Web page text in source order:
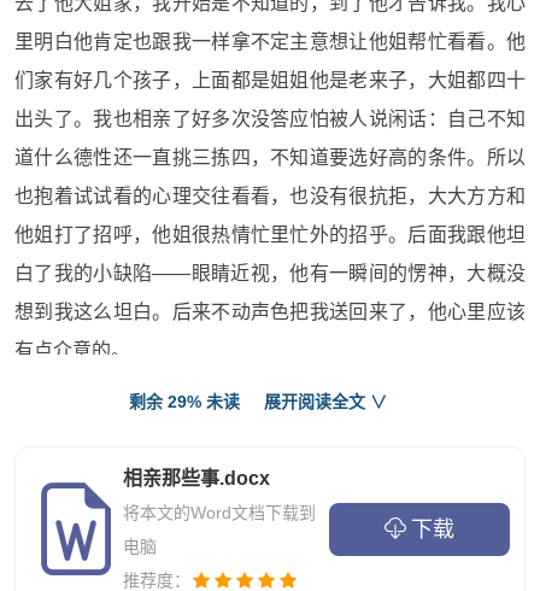
里明白他肯定也跟我一样拿不定主意想让他姐帮忙看看。他
们家有好几个孩子，上面都是姐姐他是老来子，大姐都四十
出头了。我也相亲了好多次没答应怕被人说闲话：自己不知
道什么德性还一直挑三拣四，不知道要选好高的条件。所以
也抱着试试看的心理交往看看，也没有很抗拒，大大方方和
他姐打了招呼，他姐很热情忙里忙外的招乎。后面我跟他坦
白了我的小缺陷——眼睛近视，他有一瞬间的愣神，大概没
想到我这么坦白。后来不动声色把我送回来了，他心里应该
有点介意的。
晚上他发短信问我在干嘛？我回答说在吃桔子要不要姐
一点。可能这句话有些调笑的意味他来了兴致和我聊了好
久。我有事去了趟省会城市在我弟那里住了一晚，他打电话
和我聊天还在电话里放音乐给我听，真是有些恋爱的味道。
剩余 29% 未读 展开阅读全文 ∨
相亲那些事.docx
将本文的Word文档下载到
电脑
推荐度：
下载